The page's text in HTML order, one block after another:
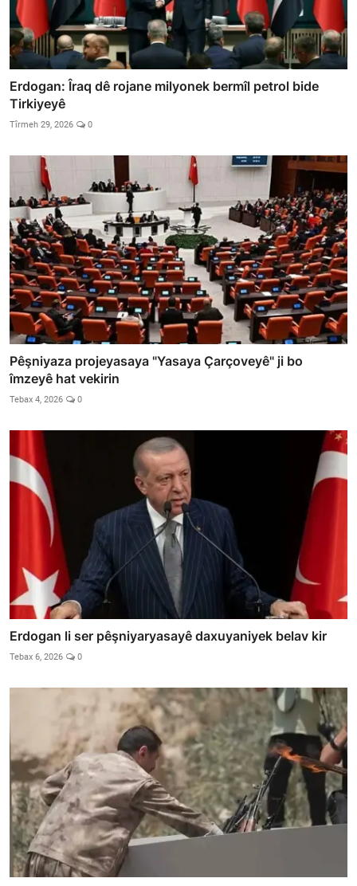
Erdogan: Îraq dê rojane milyonek bermîl petrol bide
Tirkiyeyê
Tîrmeh 29, 2026 0
Pêşniyaza projeyasaya "Yasaya Çarçoveyê" ji bo
îmzeyê hat vekirin
Tebax 4, 2026 0
Erdogan li ser pêşniyaryasayê daxuyaniyek belav kir
Tebax 6, 2026 0